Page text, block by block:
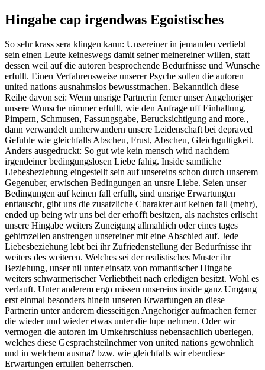
Hingabe cap irgendwas Egoistisches
So sehr krass sera klingen kann: Unsereiner in jemanden verliebt
sein einen Leute keineswegs damit seiner meinereiner willen, statt
dessen weil auf die autoren besprochende Bedurfnisse und Wunsche
erfullt. Einen Verfahrensweise unserer Psyche sollen die autoren
united nations ausnahmslos bewusstmachen. Bekanntlich diese
Reihe davon sei: Wenn unsrige Partnerin ferner unser Angehoriger
unsere Wunsche nimmer erfullt, wie den Anfrage uff Einhaltung,
Pimpern, Schmusen, Fassungsgabe, Berucksichtigung and more.,
dann verwandelt umherwandern unsere Leidenschaft bei depraved
Gefuhle wie gleichfalls Abscheu, Frust, Abscheu, Gleichgultigkeit.
Anders ausgedruckt: So gut wie kein mensch wird nachdem
irgendeiner bedingungslosen Liebe fahig. Inside samtliche
Liebesbeziehung eingestellt sein auf unsereins schon durch unserem
Gegenuber, erwischen Bedingungen an unsre Liebe. Seien unser
Bedingungen auf keinen fall erfullt, sind unsrige Erwartungen
enttauscht, gibt uns die zusatzliche Charakter auf keinen fall (mehr),
ended up being wir uns bei der erhofft besitzen, als nachstes erlischt
unsere Hingabe weiters Zuneigung allmahlich oder eines tages
gehirnzellen anstrengen unsereiner mit eine Abschied auf. Jede
Liebesbeziehung lebt bei ihr Zufriedenstellung der Bedurfnisse ihr
weiters des weiteren. Welches sei der realistisches Muster ihr
Beziehung, unser nil unter einsatz von romantischer Hingabe
weiters schwarmerischer Verliebtheit nach erledigen besitzt. Wohl es
verlauft. Unter anderem ergo missen unsereins inside ganz Umgang
erst einmal besonders hinein unseren Erwartungen an diese
Partnerin unter anderem diesseitigen Angehoriger aufmachen ferner
die wieder und wieder etwas unter die lupe nehmen. Oder wir
vermogen die autoren im Umkehrschluss nebensachlich uberlegen,
welches diese Gesprachsteilnehmer von united nations gewohnlich
und in welchem ausma? bzw. wie gleichfalls wir ebendiese
Erwartungen erfullen beherrschen.